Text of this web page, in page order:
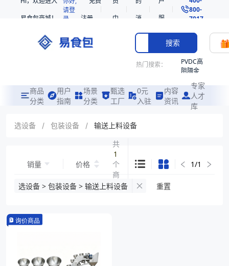
易食包商城！
请登
录
注册
中
消
息
服
务
800-
7017
搜索
热门搜索：
PVDC高
阻隔金
共挤热
收缩袋
221360
商品
分类
用户
指南
场景
分类
甄选
工厂
0元
入驻
内容
资讯
专家
人才
库
选设备 / 包装设备 / 输送上料设备
销量 价格
共
1
个
商
品
1/1
选设备 > 包装设备 > 输送上料设备 重置
询价商品